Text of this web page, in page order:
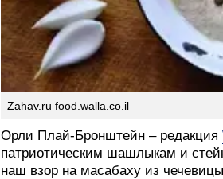
Zahav.ru food.walla.co.il
Орли Плай-Бронштейн – редакция
патриотическим шашлыкам и
наш взор на масабаху из